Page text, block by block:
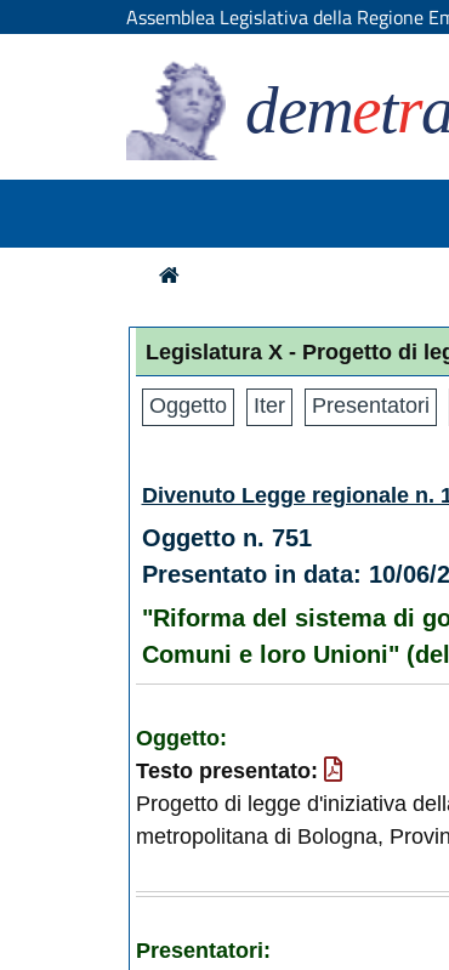
Assemblea Legislativa della Regione
demetr
Legislatura X - Progetto di
Oggetto Iter Presentatori
Divenuto Legge regionale n.
Oggetto n. 751
Presentato in data: 10/06/
"Riforma del sistema di
Comuni e loro Unioni"
Oggetto:
Testo presentato:
Progetto di legge d'iniziativa
metropolitana di Bologna,
Presentatori: